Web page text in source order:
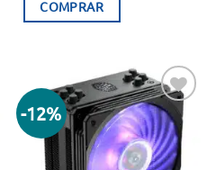
COMPRAR
-12%
Adicionar
aos meus
desejos